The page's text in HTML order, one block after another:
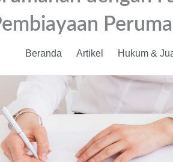
Beranda Artikel Hukum &